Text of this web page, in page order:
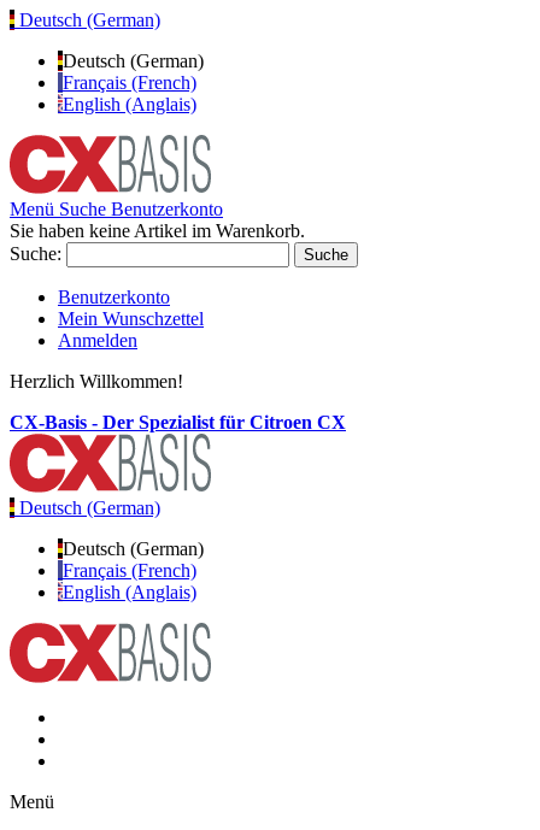
Deutsch (German)
Deutsch (German)
Français (French)
English (Anglais)
Menü Suche Benutzerkonto
Sie haben keine Artikel im Warenkorb.
Suche:
Suche
Benutzerkonto
Mein Wunschzettel
Anmelden
Herzlich Willkommen!
CX-Basis - Der Spezialist für Citroen CX
Deutsch (German)
Deutsch (German)
Français (French)
English (Anglais)
Menü